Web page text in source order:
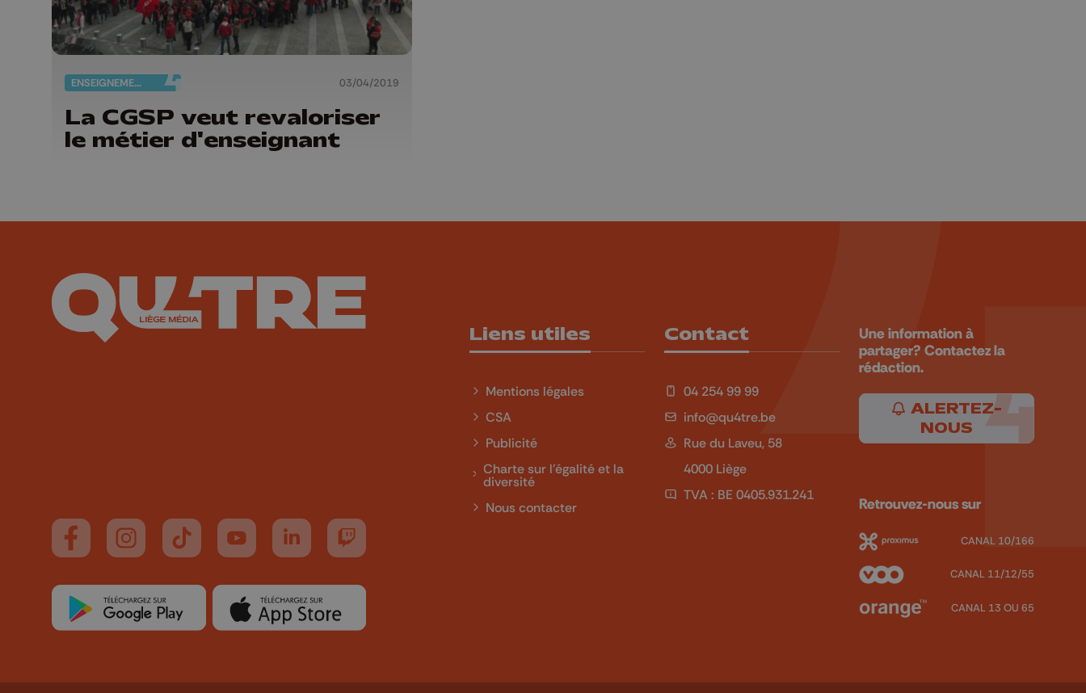
ENSEIGNEMENT 03/04/2019
La CGSP veut revaloriser
le métier d'enseignant
Suivez-nous sur FaceBook
Suivez-nous sur Instagram
Suivez-nous sur TikTok
Suivez-nous sur YouTube
Suivez-nous sur LinkedIn
Suivez-nous sur Twitch
Liens utiles
Mentions légales
CSA
Publicité
Charte sur l'égalité et la
diversité
Nous contacter
Contact
04 254 99 99
info@qu4tre.be
Rue du Laveu, 58
4000 Liège
TVA : BE 0405.931.241
Une information à
partager? Contactez la
rédaction.
ALERTEZ-
NOUS
Retrouvez-nous sur
CANAL 10/166
CANAL 11/12/55
CANAL 13 OU 65